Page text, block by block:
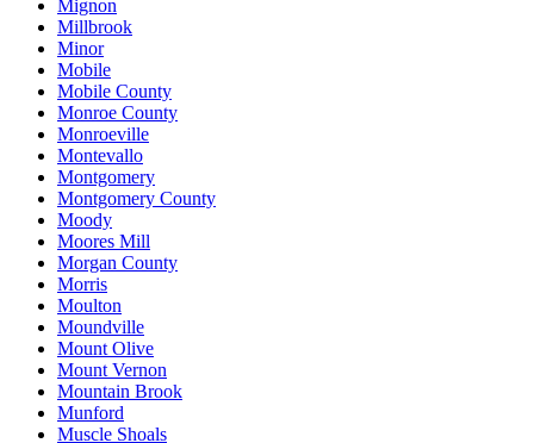
Mignon
Millbrook
Minor
Mobile
Mobile County
Monroe County
Monroeville
Montevallo
Montgomery
Montgomery County
Moody
Moores Mill
Morgan County
Morris
Moulton
Moundville
Mount Olive
Mount Vernon
Mountain Brook
Munford
Muscle Shoals